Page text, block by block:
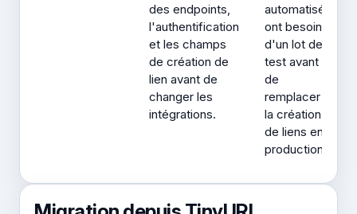
des endpoints,
l'authentification
et les champs
de création de
lien avant de
changer les
intégrations.
automatisés
ont besoin
d'un lot de
test avant
de
remplacer
la création
de liens en
production.